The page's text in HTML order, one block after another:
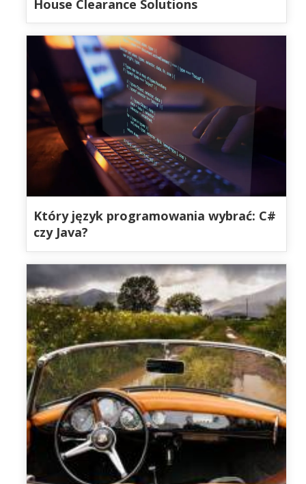
House Clearance Solutions
Który język programowania wybrać: C#
czy Java?